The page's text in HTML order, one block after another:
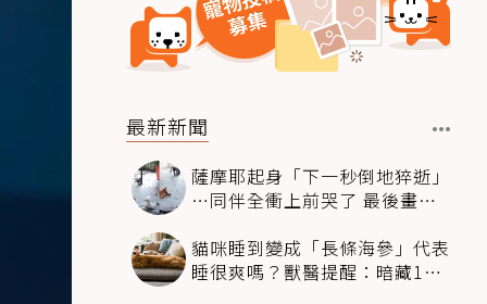
最新新聞
薩摩耶起身「下一秒倒地猝逝」
…同伴全衝上前哭了 最後畫面
貓咪睡到變成「長條海參」代表
睡很爽嗎？獸醫提醒：暗藏1種